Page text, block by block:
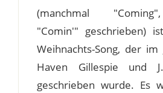
(manchmal
"Comin'" geschrieben)
Weihnachts-Song, der
Haven Gillespie und
geschrieben wurde. Es